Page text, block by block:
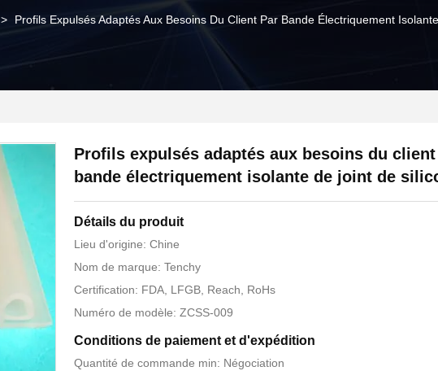
> Profils Expulsés Adaptés Aux Besoins Du Client Par Bande Électriquement
Profils expulsés adaptés aux besoins du
bande électriquement isolante de joint de
Détails du produit
Lieu d'origine: Chine
Nom de marque: Tenchy
Certification: FDA, LFGB, Reach, RoHs
Numéro de modèle: ZCSS-009
Conditions de paiement et d'expédition
Quantité de commande min: Négociation